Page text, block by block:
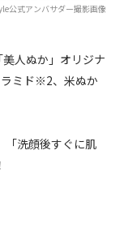
公式アンバサダー撮影画像
人ぬか」オリジナ
ミド※2、米ぬか
「洗顔後すぐに肌